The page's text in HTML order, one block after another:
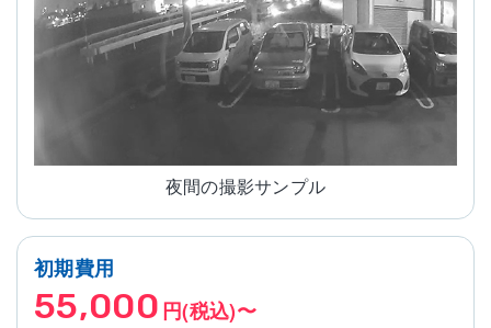
夜間の撮影サンプル
初期費用
55,000円(税込)〜